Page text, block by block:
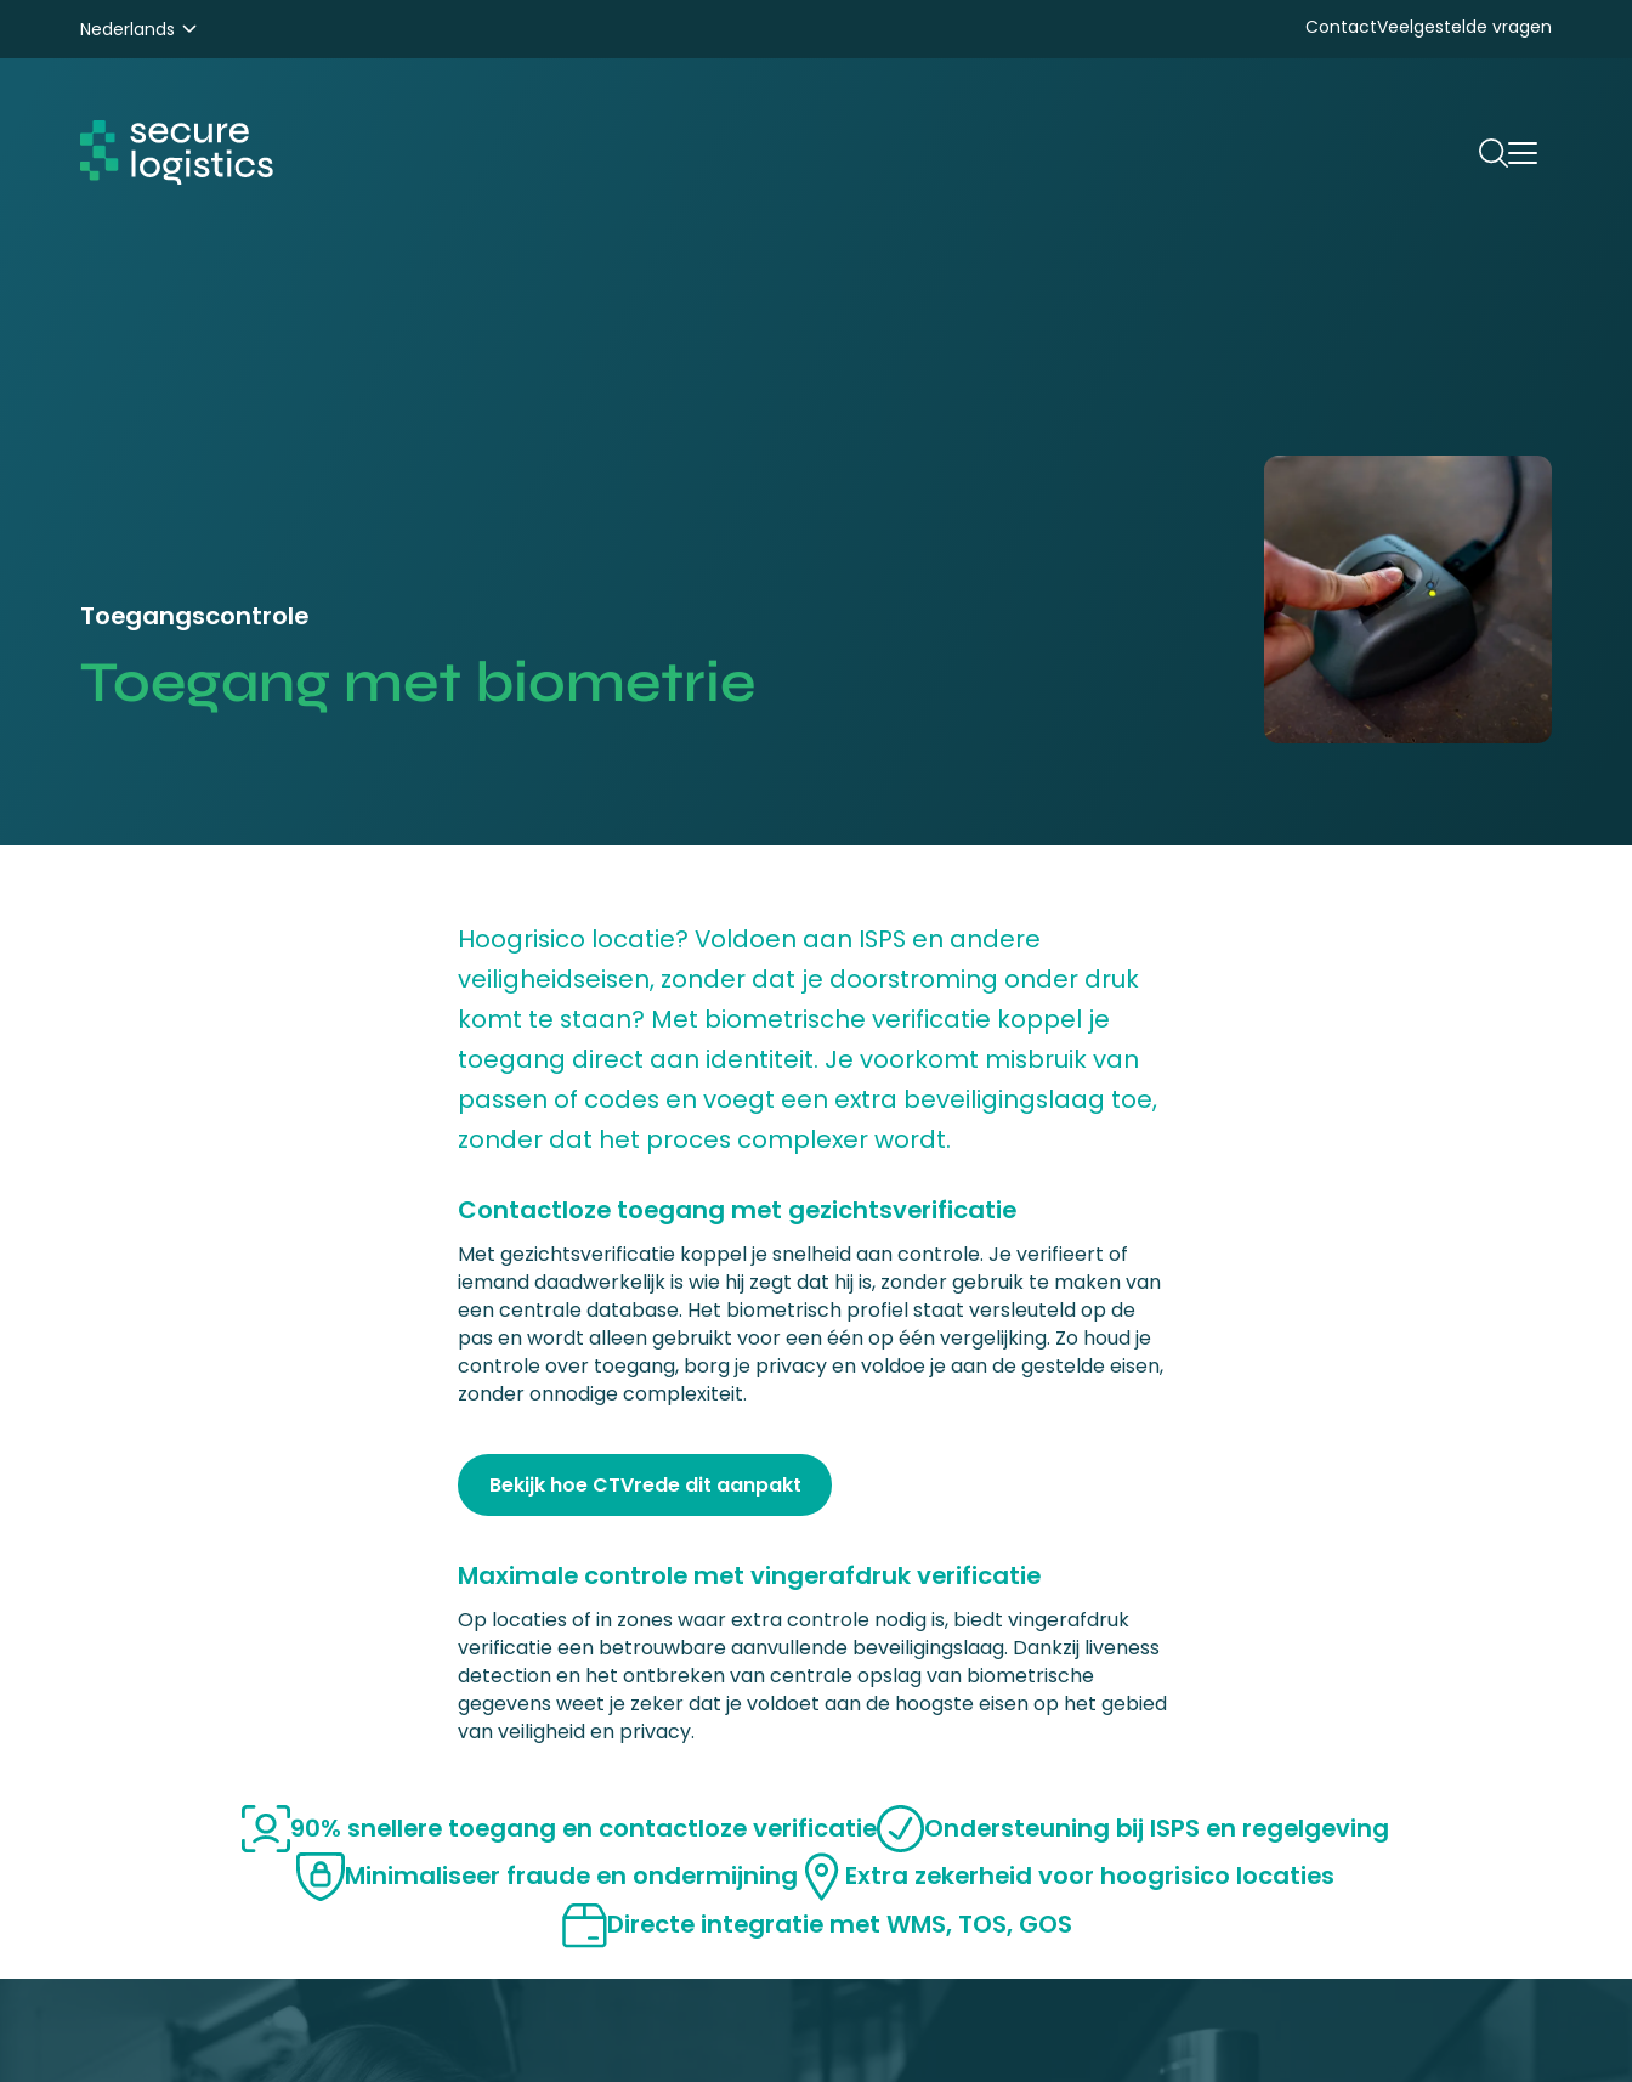
Nederlands
English
ContactVeelgestelde vragen
Toegangscontrole
Toegang met biometrie
Hoogrisico locatie? Voldoen aan ISPS en andere
veiligheidseisen, zonder dat je doorstroming onder druk
komt te staan? Met biometrische verificatie koppel je
toegang direct aan identiteit. Je voorkomt misbruik van
passen of codes en voegt een extra beveiligingslaag toe,
zonder dat het proces complexer wordt.
Contactloze toegang met gezichtsverificatie
Met gezichtsverificatie koppel je snelheid aan controle. Je verifieert of
iemand daadwerkelijk is wie hij zegt dat hij is, zonder gebruik te maken van
een centrale database. Het biometrisch profiel staat versleuteld op de
pas en wordt alleen gebruikt voor een één op één vergelijking. Zo houd je
controle over toegang, borg je privacy en voldoe je aan de gestelde eisen,
zonder onnodige complexiteit.
Bekijk hoe CTVrede dit aanpakt
Maximale controle met vingerafdruk verificatie
Op locaties of in zones waar extra controle nodig is, biedt vingerafdruk
verificatie een betrouwbare aanvullende beveiligingslaag. Dankzij liveness
detection en het ontbreken van centrale opslag van biometrische
gegevens weet je zeker dat je voldoet aan de hoogste eisen op het gebied
van veiligheid en privacy.
90% snellere toegang en contactloze verificatie
Ondersteuning bij ISPS en regelgeving
Minimaliseer fraude en ondermijning
Extra zekerheid voor hoogrisico locaties
Directe integratie met WMS, TOS, GOS